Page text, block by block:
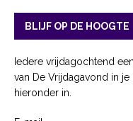
BLIJF OP DE HOOGTE
Iedere vrijdagochtend
van De Vrijdagavond in
hieronder in.